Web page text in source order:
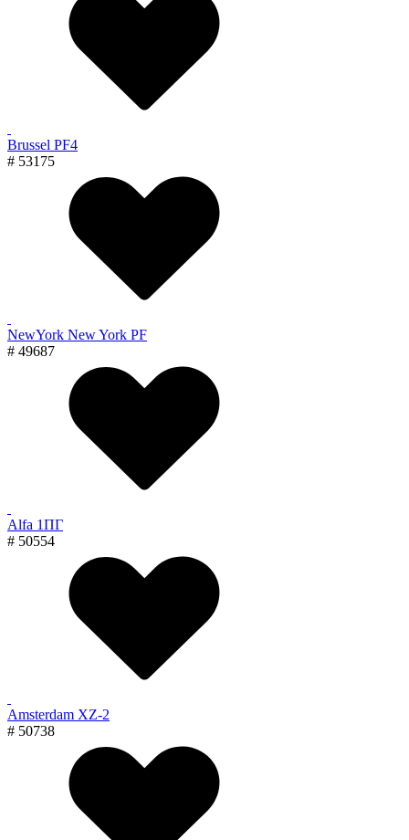
Brussel PF4
# 53175
NewYork New York PF
# 49687
Alfa 1ПГ
# 50554
Amsterdam XZ-2
# 50738